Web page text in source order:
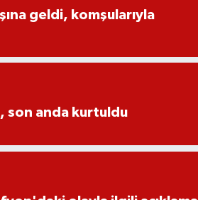
geldi, komşularıyla
son anda kurtuldu